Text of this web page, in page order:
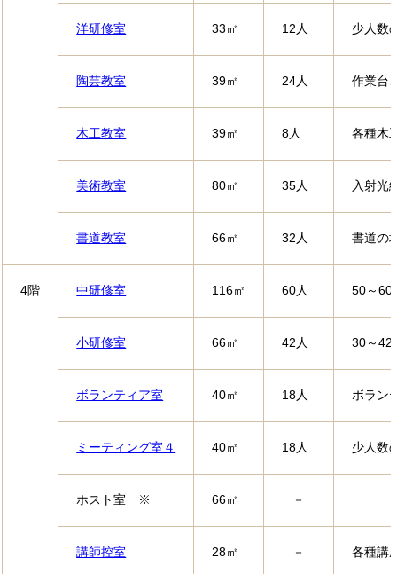
洋研修室 33㎡ 12人 少人数
陶芸教室 39㎡ 24人 作業台
木工教室 39㎡ 8人 各種木
美術教室 80㎡ 35人 入射光
書道教室 66㎡ 32人 書道の
4階 中研修室 116㎡ 60人 50～60
小研修室 66㎡ 42人 30～42
ボランティア室 40㎡ 18人 ボラン
ミーティング室４ 40㎡ 18人 少人数
ホスト室 ※ 66㎡ －
講師控室 28㎡ － 各種講